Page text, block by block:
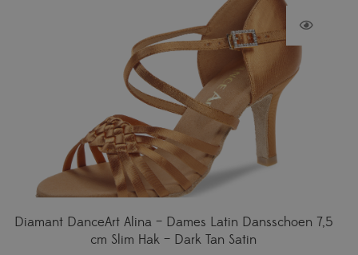
Diamant DanceArt Alina – Dames Latin Dansschoen 7,5
cm Slim Hak – Dark Tan Satin